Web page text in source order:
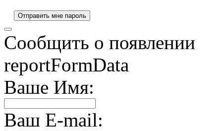
Сообщить о появлении
reportFormData
Ваше Имя:
Ваш E-mail: